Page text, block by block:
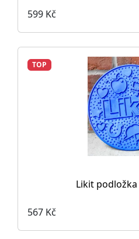
599 Kč
TOP
Likit
567 Kč